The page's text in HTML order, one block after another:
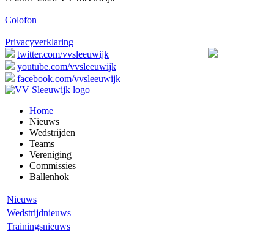
Colofon
Privacyverklaring
twitter.com/vvsleeuwijk
youtube.com/vvsleeuwijk
facebook.com/vvsleeuwijk
Home
Nieuws
Wedstrijden
Teams
Vereniging
Commissies
Ballenhok
Nieuws
Wedstrijdnieuws
Trainingsnieuws